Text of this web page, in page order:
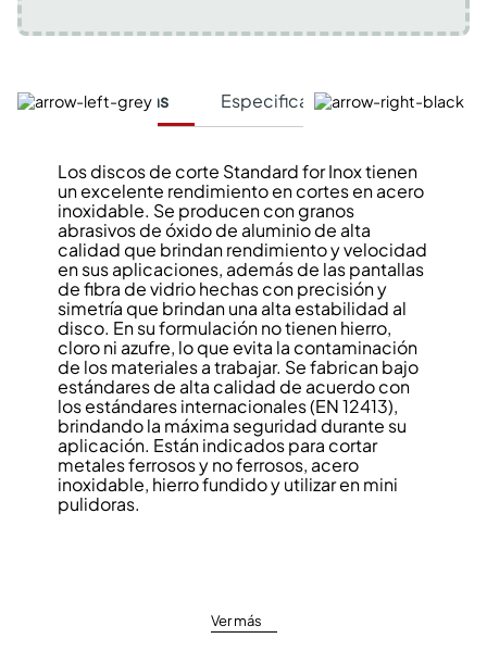
Características Especificaciones Técnicas
Los discos de corte Standard for Inox tienen
un excelente rendimiento en cortes en acero
inoxidable. Se producen con granos
abrasivos de óxido de aluminio de alta
calidad que brindan rendimiento y velocidad
en sus aplicaciones, además de las pantallas
de fibra de vidrio hechas con precisión y
simetría que brindan una alta estabilidad al
disco. En su formulación no tienen hierro,
cloro ni azufre, lo que evita la contaminación
de los materiales a trabajar. Se fabrican bajo
estándares de alta calidad de acuerdo con
los estándares internacionales (EN 12413),
brindando la máxima seguridad durante su
aplicación. Están indicados para cortar
metales ferrosos y no ferrosos, acero
inoxidable, hierro fundido y utilizar en mini
pulidoras.
Ver más